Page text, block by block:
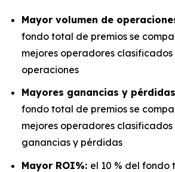
Mayor volumen de
fondo total de premios se
mejores operadores
operaciones
Mayores ganancias y
fondo total de premios se
mejores operadores clasificados
ganancias y pérdidas
Mayor ROI%: el 10 % del fondo